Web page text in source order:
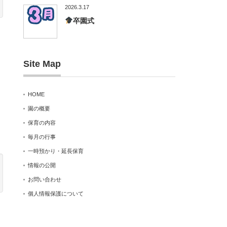
2026.3.17
卒園式
Site Map
HOME
園の概要
保育の内容
毎月の行事
一時預かり・延長保育
情報の公開
お問い合わせ
個人情報保護について